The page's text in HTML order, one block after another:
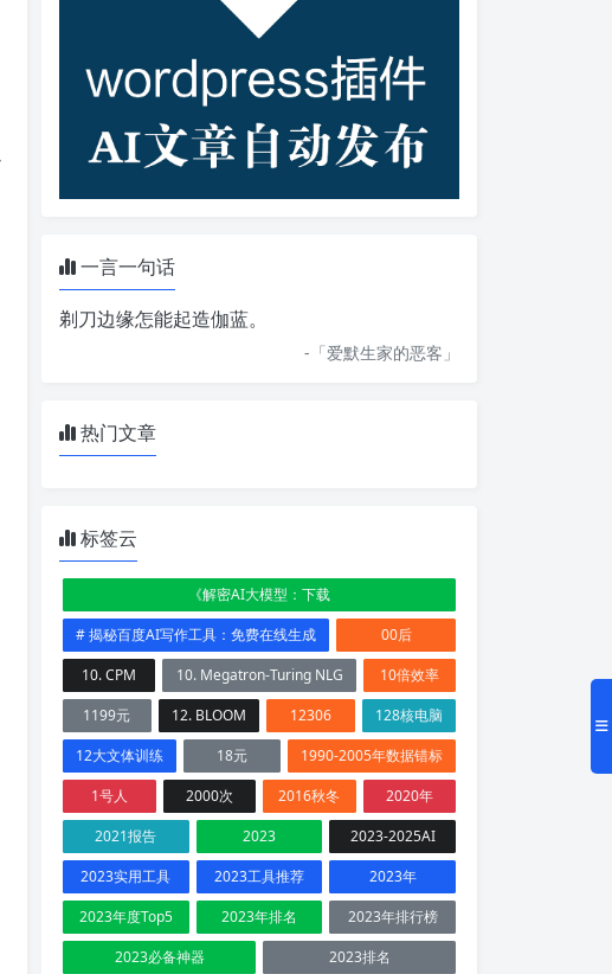
一言一句话
剃刀边缘怎能起造伽蓝。
-「爱默生家的恶客 」
热门文章
标签云
《解密AI大模型：下载
# 揭秘百度AI写作工具：免费在线生成
00后
10. CPM
10. Megatron-Turing NLG
10倍效率
1199元
12. BLOOM 12306
128核电脑
12大文体训练
18元
1990-2005年数据错标
1号人
2000次 2016秋冬
2020年
2021报告
2023
2023-2025AI
2023实用工具
2023工具推荐
2023年
2023年度Top5
2023年排名
2023年排行榜
2023必备神器
2023排名